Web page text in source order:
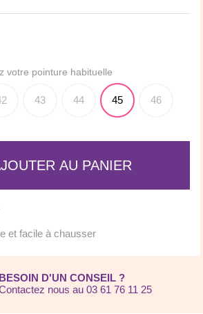
votre pointure habituelle
43 44 45 46
AU PANIER
et facile à chausser
BESOIN D'UN CONSEIL ?
nous au 03 61 76 11 25